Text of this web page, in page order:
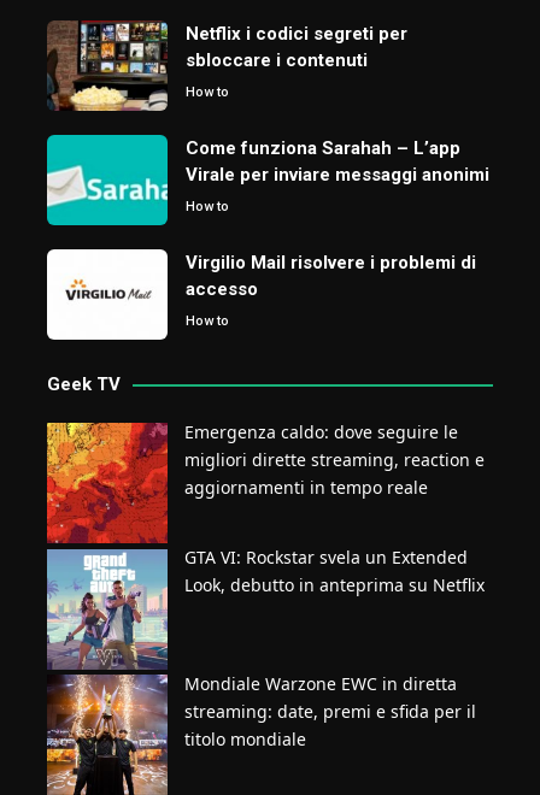
Netflix i codici segreti per
sbloccare i contenuti
How to
Come funziona Sarahah – L’app
Virale per inviare messaggi anonimi
How to
Virgilio Mail risolvere i problemi di
accesso
How to
Geek TV
Emergenza caldo: dove seguire le
migliori dirette streaming, reaction e
aggiornamenti in tempo reale
GTA VI: Rockstar svela un Extended
Look, debutto in anteprima su Netflix
Mondiale Warzone EWC in diretta
streaming: date, premi e sfida per il
titolo mondiale